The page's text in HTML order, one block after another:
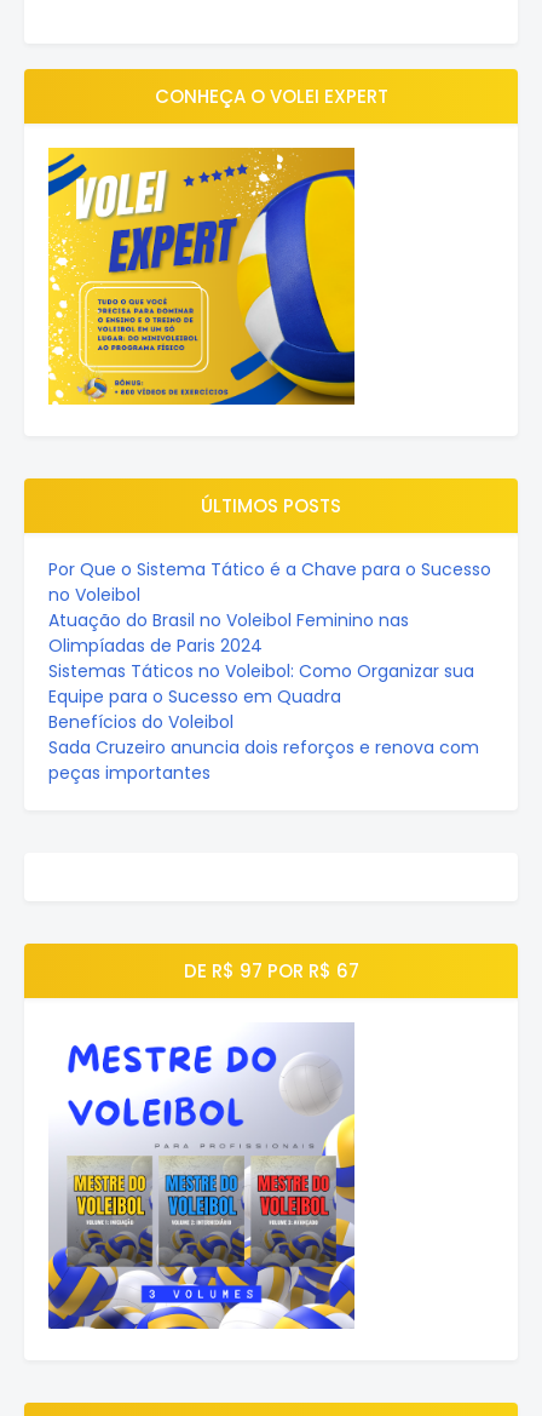
CONHEÇA O VOLEI EXPERT
ÚLTIMOS POSTS
Por Que o Sistema Tático é a Chave para o Sucesso
no Voleibol
Atuação do Brasil no Voleibol Feminino nas
Olimpíadas de Paris 2024
Sistemas Táticos no Voleibol: Como Organizar sua
Equipe para o Sucesso em Quadra
Benefícios do Voleibol
Sada Cruzeiro anuncia dois reforços e renova com
peças importantes
DE R$ 97 POR R$ 67